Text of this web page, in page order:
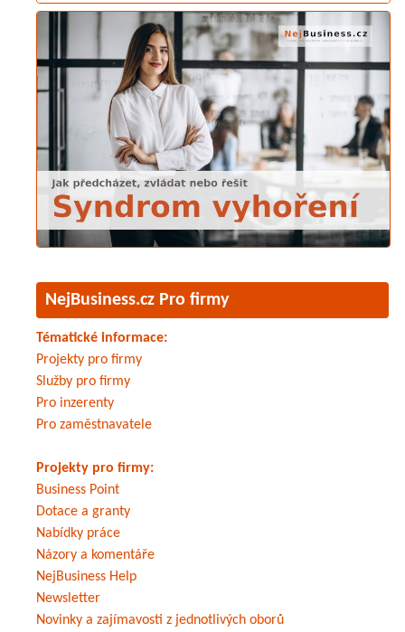
NejBusiness.cz Pro firmy
Tématické informace:
Projekty pro firmy
Služby pro firmy
Pro inzerenty
Pro zaměstnavatele
Projekty pro firmy:
Business Point
Dotace a granty
Nabídky práce
Názory a komentáře
NejBusiness Help
Newsletter
Novinky a zajímavosti z jednotlivých oborů